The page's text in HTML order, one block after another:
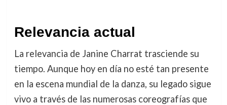
Relevancia actual
La relevancia de Janine Charrat trasciende su
tiempo. Aunque hoy en día no esté tan presente
en la escena mundial de la danza, su legado sigue
vivo a través de las numerosas coreografías que